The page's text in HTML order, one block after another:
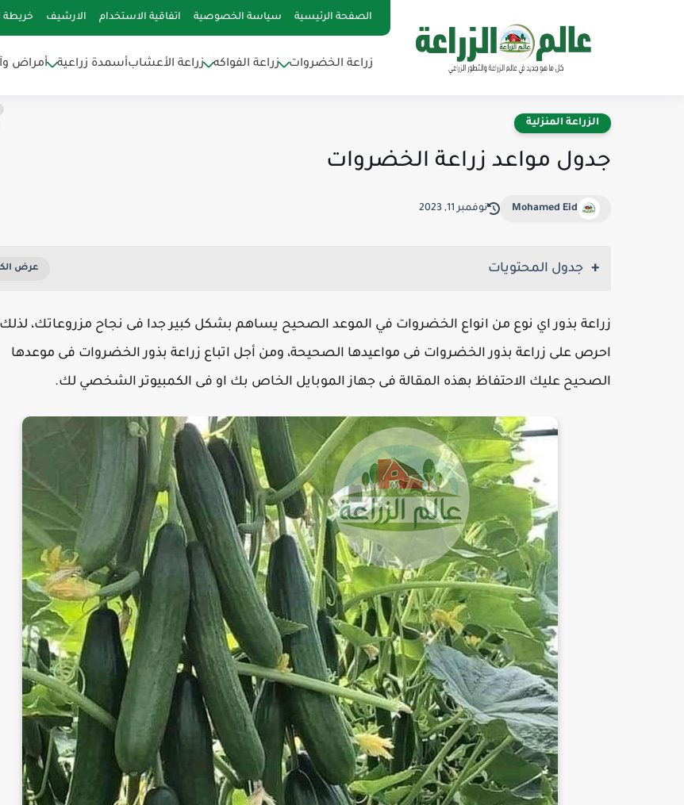
الصفحة الرئيسية سياسة الخصوصية اتفاقية الاستخدام الارشيف خريطة
زراعة الخضروات زراعة الفواكه زراعة الأعشابأسمدة زراعية أمراض
الزراعة المنزلية
جدول مواعد زراعة الخضروات
Mohamed Eid نوفمبر 11, 2023
جدول المحتويات
زراعة بذور اي نوع من انواع الخضروات في الموعد الصحيح يساهم بشكل كبير جدا فى نجاح مزروعاتك، لذلك
احرص على زراعة بذور الخضروات فى مواعيدها الصحيحة، ومن أجل اتباع زراعة بذور الخضروات فى موعدها
الصحيح عليك الاحتفاظ بهذه المقالة فى جهاز الموبايل الخاص بك او فى الكمبيوتر الشخصي لك.